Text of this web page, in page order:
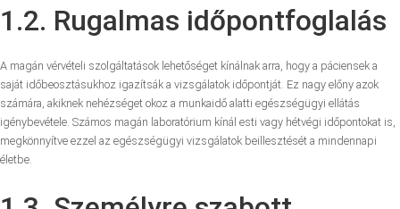
1.2. Rugalmas időpontfoglalás
A magán vérvételi szolgáltatások lehetőséget kínálnak arra, hogy a páciensek a
saját időbeosztásukhoz igazítsák a vizsgálatok időpontját. Ez nagy előny azok
számára, akiknek nehézséget okoz a munkaidő alatti egészségügyi ellátás
igénybevétele. Számos magán laboratórium kínál esti vagy hétvégi időpontokat is,
megkönnyítve ezzel az egészségügyi vizsgálatok beillesztését a mindennapi
életbe.